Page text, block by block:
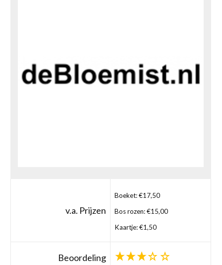
v.a. Prijzen
Boeket: €17,50
Bos rozen: €15,00
Kaartje: €1,50
Beoordeling